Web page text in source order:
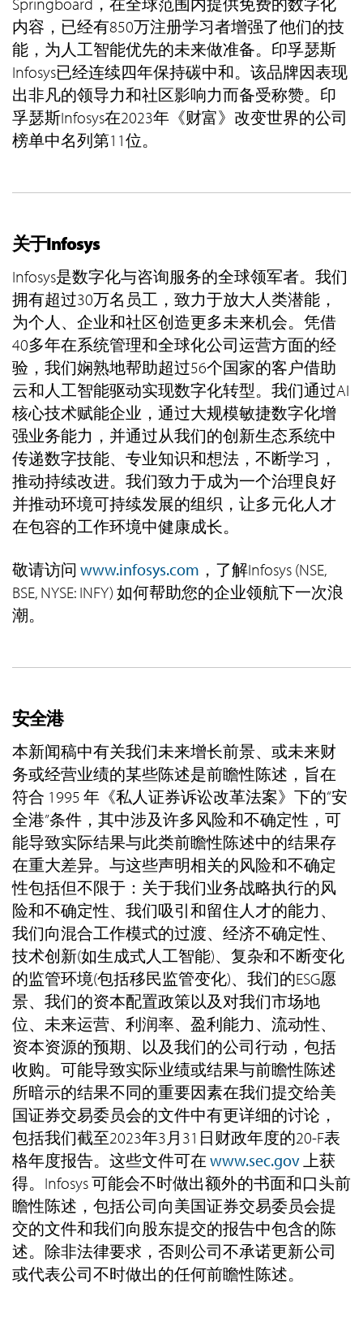
内容，已经有850万注册学习者增强了他们的技
能，为人工智能优先的未来做准备。印孚瑟斯
Infosys已经连续四年保持碳中和。该品牌因表现
出非凡的领导力和社区影响力而备受称赞。印
孚瑟斯Infosys在2023年《财富》改变世界的公司
榜单中名列第11位。
关于Infosys
Infosys是数字化与咨询服务的全球领军者。我们
拥有超过30万名员工，致力于放大人类潜能，
为个人、企业和社区创造更多未来机会。凭借
40多年在系统管理和全球化公司运营方面的经
验，我们娴熟地帮助超过56个国家的客户借助
云和人工智能驱动实现数字化转型。我们通过AI
核心技术赋能企业，通过大规模敏捷数字化增
强业务能力，并通过从我们的创新生态系统中
传递数字技能、专业知识和想法，不断学习，
推动持续改进。我们致力于成为一个治理良好
并推动环境可持续发展的组织，让多元化人才
在包容的工作环境中健康成长。
敬请访问 www.infosys.com ，了解Infosys (NSE,
BSE, NYSE: INFY) 如何帮助您的企业领航下一次浪
潮。
安全港
本新闻稿中有关我们未来增长前景、或未来财
务或经营业绩的某些陈述是前瞻性陈述，旨在
符合 1995 年《私人证券诉讼改革法案》下的“安
全港”条件，其中涉及许多风险和不确定性，可
能导致实际结果与此类前瞻性陈述中的结果存
在重大差异。与这些声明相关的风险和不确定
性包括但不限于：关于我们业务战略执行的风
险和不确定性、我们吸引和留住人才的能力、
我们向混合工作模式的过渡、经济不确定性、
技术创新(如生成式人工智能)、复杂和不断变化
的监管环境(包括移民监管变化)、我们的ESG愿
景、我们的资本配置政策以及对我们市场地
位、未来运营、利润率、盈利能力、流动性、
资本资源的预期、以及我们的公司行动，包括
收购。可能导致实际业绩或结果与前瞻性陈述
所暗示的结果不同的重要因素在我们提交给美
国证券交易委员会的文件中有更详细的讨论，
包括我们截至2023年3月31日财政年度的20-F表
格年度报告。这些文件可在 www.sec.gov上获
得。Infosys 可能会不时做出额外的书面和口头前
瞻性陈述，包括公司向美国证券交易委员会提
交的文件和我们向股东提交的报告中包含的陈
述。除非法律要求，否则公司不承诺更新公司
或代表公司不时做出的任何前瞻性陈述。